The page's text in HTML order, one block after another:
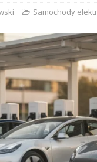
WYŚCIGOWE
[ 30 lipca 2026 ] Kia
PIERWSZE JAZDY
Samochody